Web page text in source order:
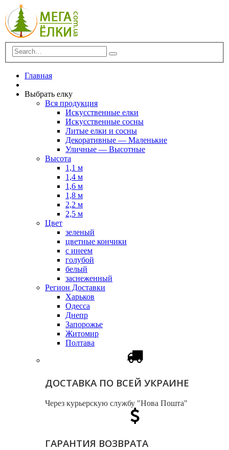
Главная
Выбрать елку
Вся продукция
Искусственные елки
Искусственные сосны
Литые елки и сосны
Декоративные — Маленькие
Уличные — Высотные
Высота
1,1 м
1,4 м
1,6 м
1,8 м
2,2 м
2,5 м
Цвет
зеленый
цветные кончики
с инеем
голубой
белый
заснеженный
Регион Доставки
Харьков
Одесса
Днепр
Запорожье
Житомир
Полтава
ДОСТАВКА ПО ВСЕЙ УКРАИНЕ
Через курьерскую службу "Нова Пошта"
ГАРАНТИЯ ВОЗВРАТА